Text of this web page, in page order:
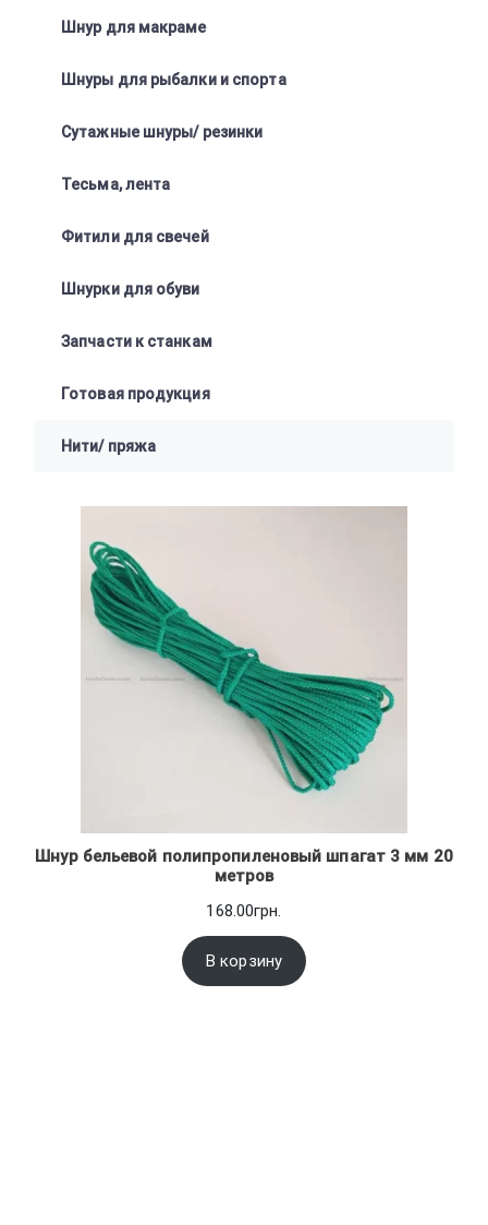
Шнур для макраме
Шнуры для рыбалки и спорта
Сутажные шнуры/ резинки
Тесьма, лента
Фитили для свечей
Шнурки для обуви
Запчасти к станкам
Готовая продукция
Нити/ пряжа
Шнур бельевой полипропиленовый шпагат 3 мм 20
метров
168.00грн.
В корзину